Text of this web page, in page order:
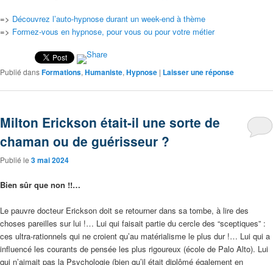
=> Découvrez l’auto-hypnose durant un week-end à thème
=> Formez-vous en hypnose, pour vous ou pour votre métier
Publié dansFormations, Humaniste, Hypnose | Laisser une réponse
Milton Erickson était-il une sorte de
chaman ou de guérisseur ?
Publié le 3 mai 2024
Bien sûr que non !!…
Le pauvre docteur Erickson doit se retourner dans sa tombe, à lire des
choses pareilles sur lui !… Lui qui faisait partie du cercle des “sceptiques” :
ces ultra-rationnels qui ne croient qu’au matérialisme le plus dur !… Lui qui a
influencé les courants de pensée les plus rigoureux (école de Palo Alto). Lui
qui n’aimait pas la Psychologie (bien qu’il était diplômé également en